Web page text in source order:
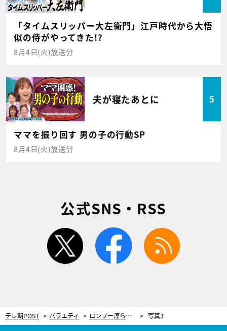
「タイムスリッパー大左衛門」江戸時代から大悟
似の侍がやってきた!?
8月4日(火)放送分
夫が寝たあとに 5
ママを振り回す 男の子の行動SP
8月4日(火)放送分
公式SNS・RSS
twitter facebook
テレ朝POST バラエティ ロンブー淳らがセクシー女優事務所に潜入！ネットだけの“禁断企画”配信 写真3